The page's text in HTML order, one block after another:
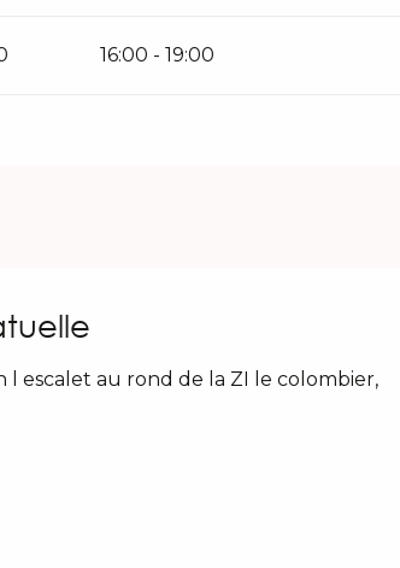
16:00 - 19:00
l escalet au rond de la ZI le colombier,